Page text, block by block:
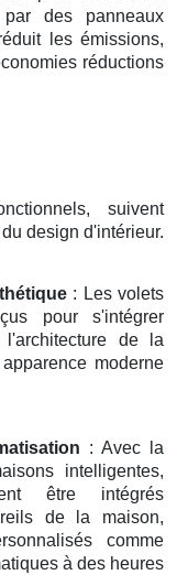
par des panneaux
les émissions,
réductions
suivent
design d'intérieur.
: Les volets
pour s'intégrer
l'architecture de la
moderne
: Avec la
intelligentes,
être intégrés
de la maison,
comme
à des heures